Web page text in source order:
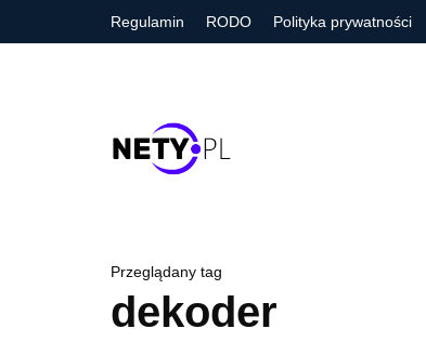
Regulamin RODO Polityka prywatności
Przeglądany tag
dekoder